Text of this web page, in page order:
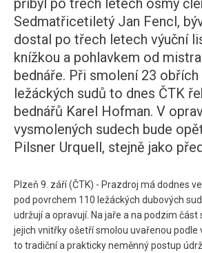
přibyl po třech letech osmý
Sedmatřicetiletý Jan Fencl,
dostal po třech letech výuční
knížkou a pohlavkem od
bednáře. Při smolení 23 obřích
ležáckých sudů to dnes ČTK
bednářů Karel Hofman. V
vysmolených sudech bude
Pilsner Urquell, stejně jako
Plzeň 9. září (ČTK) - Prazdroj má dodnes
pod povrchem 110 ležáckých dubových
udržují a opravují. Na jaře a na podzim část
jejich vnitřky ošetří smolou uvařenou podle
to tradiční a prakticky neměnný postup